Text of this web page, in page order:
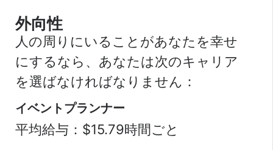
外向性
人の周りにいることがあなたを幸せ
にするなら、あなたは次のキャリア
を選ばなければなりません：
イベントプランナー
平均給与：$15.79時間ごと